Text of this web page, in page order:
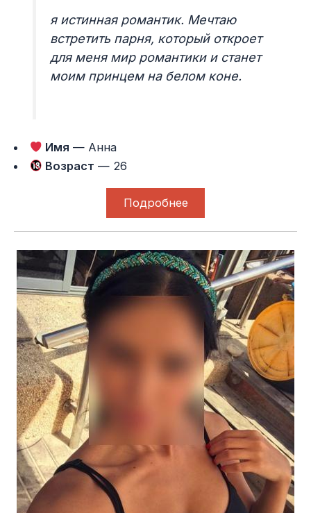
я истинная романтик. Мечтаю
встретить парня, который откроет
для меня мир романтики и станет
моим принцем на белом коне.
Имя — Анна
Возраст — 26
Подробнее